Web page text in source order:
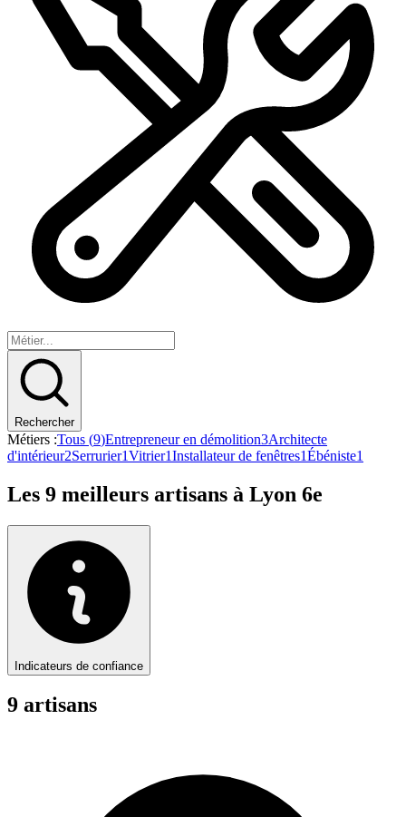
Rechercher
Métiers :Tous (9)Entrepreneur en démolition3Architecte
d'intérieur2Serrurier1Vitrier1Installateur de fenêtres1Ébéniste1
Les 9 meilleurs artisans à Lyon 6e
Indicateurs de confiance
9 artisans